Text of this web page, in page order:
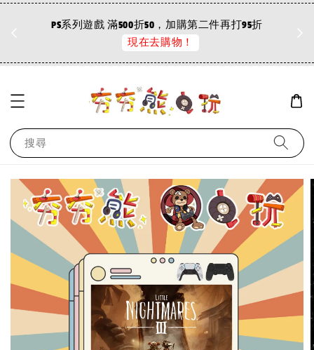
PS系列遊戲 滿500折50，加購第二件再打95折
現在去購物！
搜尋